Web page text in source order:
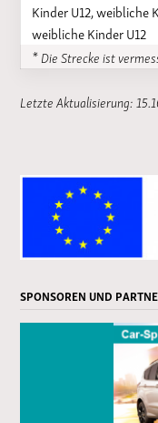
Kinder U12, weibliche
weibliche Kinder U12
* Die Strecke ist
Letzte Aktualisierung:
SPONSOREN UND